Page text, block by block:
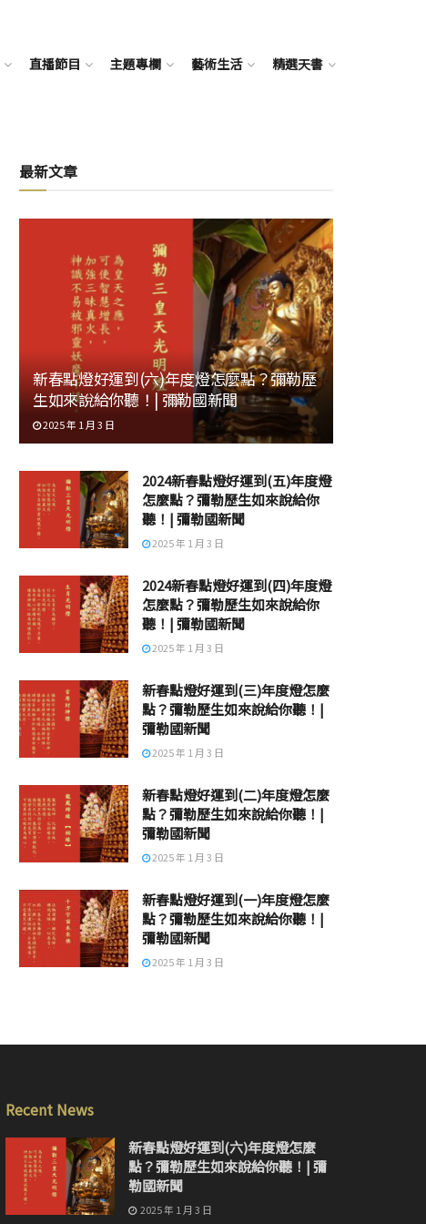
直播節目 主題專欄 藝術生活 精選天書
最新文章
新春點燈好運到(六)年度燈怎麼點？彌勒歷
生如來說給你聽！| 彌勒國新聞
2025 年 1 月 3 日
2024新春點燈好運到(五)年度燈
怎麼點？彌勒歷生如來說給你
聽！| 彌勒國新聞
2025 年 1 月 3 日
2024新春點燈好運到(四)年度燈
怎麼點？彌勒歷生如來說給你
聽！| 彌勒國新聞
2025 年 1 月 3 日
新春點燈好運到(三)年度燈怎麼
點？彌勒歷生如來說給你聽！|
彌勒國新聞
2025 年 1 月 3 日
新春點燈好運到(二)年度燈怎麼
點？彌勒歷生如來說給你聽！|
彌勒國新聞
2025 年 1 月 3 日
新春點燈好運到(一)年度燈怎麼
點？彌勒歷生如來說給你聽！|
彌勒國新聞
2025 年 1 月 3 日
Recent News
新春點燈好運到(六)年度燈怎麼
點？彌勒歷生如來說給你聽！| 彌
勒國新聞
2025 年 1 月 3 日